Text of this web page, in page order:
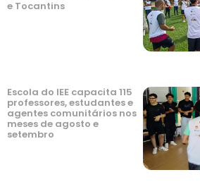
e Tocantins
Escola do IEE capacita 115
professores, estudantes e
agentes comunitários nos
meses de agosto e
setembro